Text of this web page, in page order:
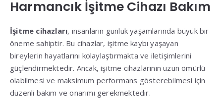
Harmancık İşitme Cihazı Bakım
İşitme cihazları, insanların günlük yaşamlarında büyük bir
öneme sahiptir. Bu cihazlar, işitme kaybı yaşayan
bireylerin hayatlarını kolaylaştırmakta ve iletişimlerini
güçlendirmektedir. Ancak, işitme cihazlarının uzun ömürlü
olabilmesi ve maksimum performans gösterebilmesi için
düzenli bakım ve onarımı gerekmektedir.